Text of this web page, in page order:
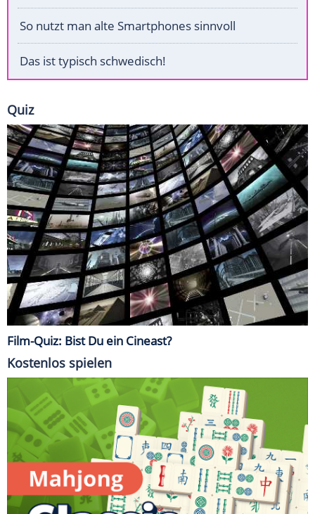
So nutzt man alte Smartphones sinnvoll
Das ist typisch schwedisch!
Quiz
Film-Quiz: Bist Du ein Cineast?
Kostenlos spielen